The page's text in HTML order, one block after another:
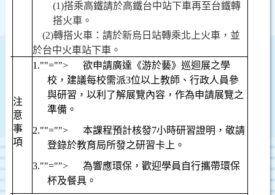
(1)搭乘高鐵請於高鐵台中站下車再至台鐵轉
搭火車。
(2)轉搭火車：請於新烏日站轉乘北上火車，並
於台中火車站下車。
注
意
事
項
1.""="">欲申請廣達《游於藝》巡迴展之學
校，建議每校需派3位以上教師、行政人員參
與研習，以利了解展覽內容，作為申請展覽之
準備。
2.""="">本課程預計核發7小時研習證明，敬請
登錄於教育局所發之研習卡上。
3.""="">為響應環保，歡迎學員自行攜帶環保
杯及餐具。